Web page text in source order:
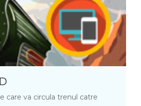
care va circula trenul catre